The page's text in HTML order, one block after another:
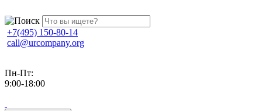
+7(495) 150-80-14
call@urcompany.org
Пн-Пт:
9:00-18:00